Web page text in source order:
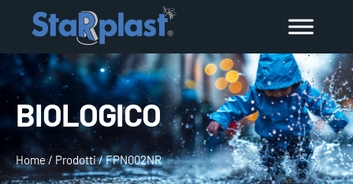
BIOLOGICO
Home/ Prodotti/FPN002NR